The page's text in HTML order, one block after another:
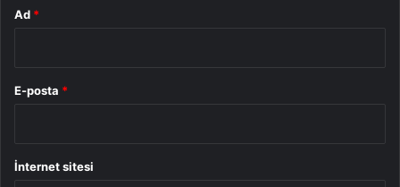
Ad *
E-posta *
İnternet sitesi